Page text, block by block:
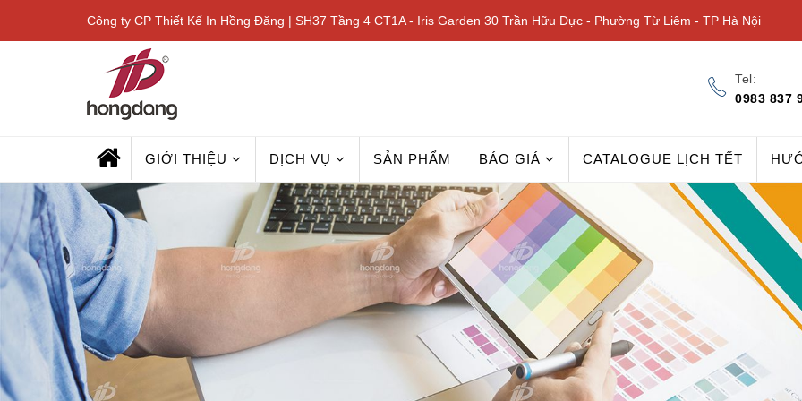
Công ty CP Thiết Kế In Hồng Đăng | SH37 Tầng 4 CT1A - Iris Garden 30 Trần Hữu Dực - Phường Từ Liêm - TP Hà Nội
Tel:
0983 837
GIỚI THIỆU DỊCH VỤ SẢN PHẨM BÁO GIÁ CATALOGUE LỊCH TẾT